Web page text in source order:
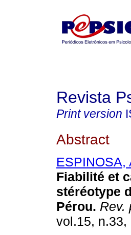
Revista
Print version
Abstract
ESPINOSA,
Fiabilité et
stéréotype
Pérou. Rev.
vol.15, n.33,